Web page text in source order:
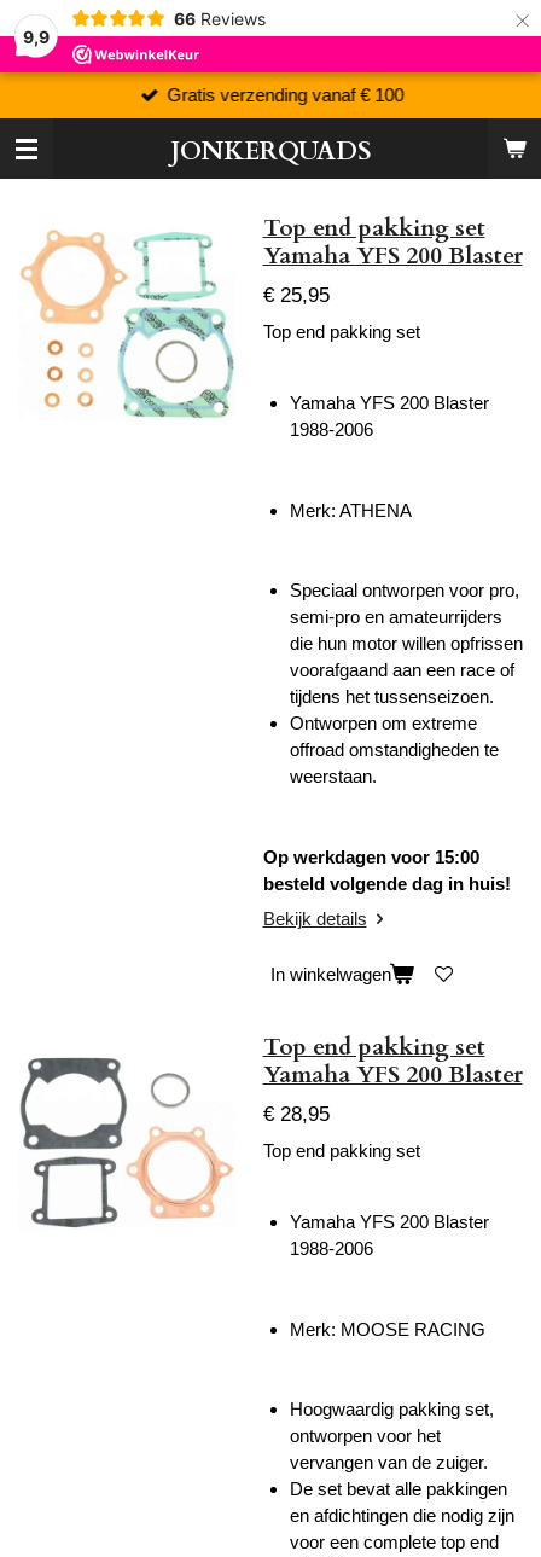
9,9
66 Reviews ×
JONKERQUADS
Gratis verzending vanaf € 100
Top end pakking set
Yamaha YFS 200 Blaster
€ 25,95
Top end pakking set
Yamaha YFS 200 Blaster
1988-2006
Merk: ATHENA
Speciaal ontworpen voor pro,
semi-pro en amateurrijders
die hun motor willen opfrissen
voorafgaand aan een race of
tijdens het tussenseizoen.
Ontworpen om extreme
offroad omstandigheden te
weerstaan.
Op werkdagen voor 15:00
besteld volgende dag in huis!
Bekijk details
In winkelwagen
Top end pakking set
Yamaha YFS 200 Blaster
€ 28,95
Top end pakking set
Yamaha YFS 200 Blaster
1988-2006
Merk: MOOSE RACING
Hoogwaardig pakking set,
ontworpen voor het
vervangen van de zuiger.
De set bevat alle pakkingen
en afdichtingen die nodig zijn
voor een complete top end